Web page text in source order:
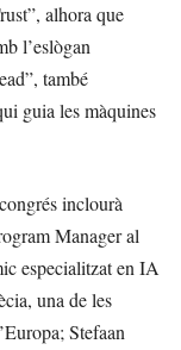
alhora que
l’eslògan
també
guia les màquines
inclourà
Manager al
especialitzat en IA
una de les
Stefaan